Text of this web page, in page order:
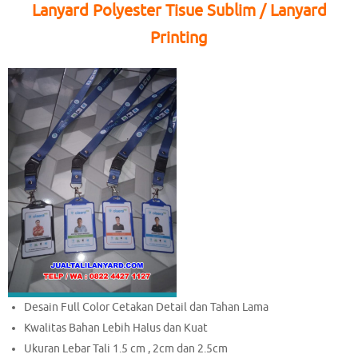
Lanyard Polyester Tisue Sublim / Lanyard
Printing
Desain Full Color Cetakan Detail dan Tahan Lama
Kwalitas Bahan Lebih Halus dan Kuat
Ukuran Lebar Tali 1.5 cm , 2cm dan 2.5cm